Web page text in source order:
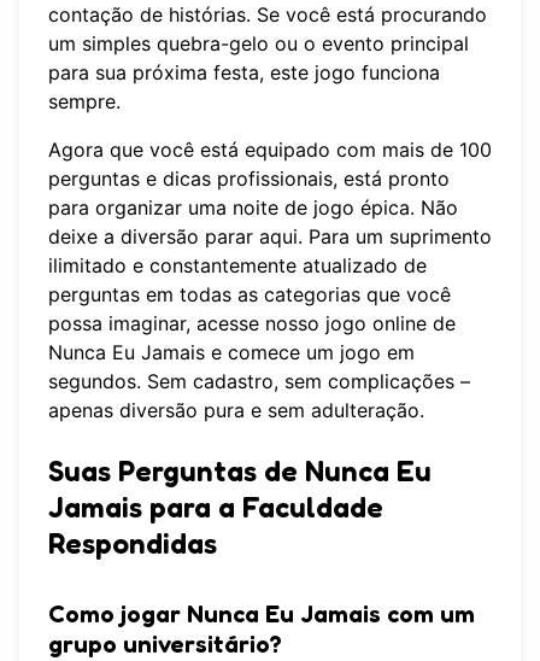
contação de histórias. Se você está procurando
um simples quebra-gelo ou o evento principal
para sua próxima festa, este jogo funciona
sempre.
Agora que você está equipado com mais de 100
perguntas e dicas profissionais, está pronto
para organizar uma noite de jogo épica. Não
deixe a diversão parar aqui. Para um suprimento
ilimitado e constantemente atualizado de
perguntas em todas as categorias que você
possa imaginar, acesse nosso jogo online de
Nunca Eu Jamais e comece um jogo em
segundos. Sem cadastro, sem complicações –
apenas diversão pura e sem adulteração.
Suas Perguntas de Nunca Eu
Jamais para a Faculdade
Respondidas
Como jogar Nunca Eu Jamais com um
grupo universitário?